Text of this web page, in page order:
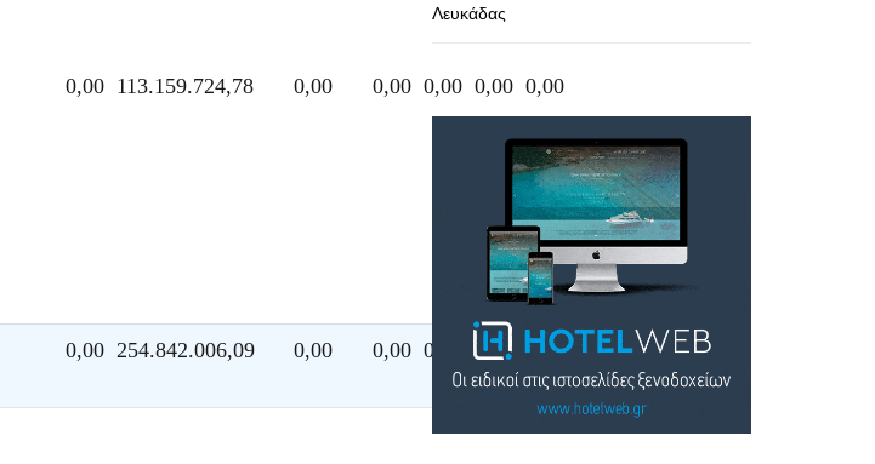
0,00 113.159.724,78 0,00 0,00 0,00 0,00 0,00
0,00 254.842.006,09 0,00 0,00 0,00 0,00 0,00
Λευκάδας